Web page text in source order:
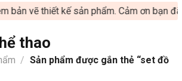
vẽ thiết kế sản phẩm. Cảm ơn bạn đã
thao
/ Sản phẩm được gắn thẻ “set đồ